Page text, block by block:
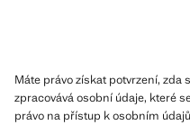
Máte právo získat potvrzení, zda
zpracovává osobní údaje, které
právo na přístup k osobním